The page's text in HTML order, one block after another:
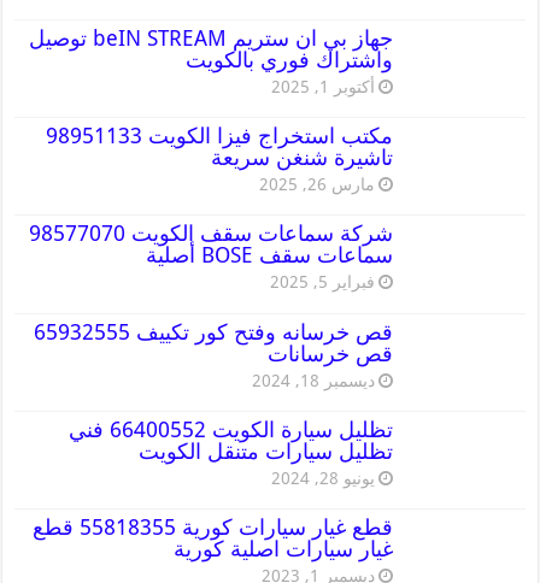
جهاز بي ان ستريم beIN STREAM توصيل
واشتراك فوري بالكويت
أكتوبر 1, 2025
مكتب استخراج فيزا الكويت 98951133
تاشيرة شنغن سريعة
مارس 26, 2025
شركة سماعات سقف الكويت 98577070
سماعات سقف BOSE أصلية
فبراير 5, 2025
قص خرسانه وفتح كور تكييف 65932555
قص خرسانات
ديسمبر 18, 2024
تظليل سيارة الكويت 66400552 فني
تظليل سيارات متنقل الكويت
يونيو 28, 2024
قطع غيار سيارات كورية 55818355 قطع
غيار سيارات اصلية كورية
ديسمبر 1, 2023